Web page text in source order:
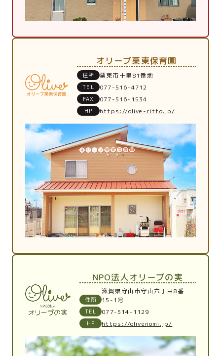
オリーブ栗東保育園
住所 栗東市十里81番地
TEL 077-516-4712
FAX 077-516-1534
HP https://olive-ritto.jp/
NPO法人オリーブの実
住所
滋賀県守山市守山六丁目8番
15-1号
TEL 077-514-1129
HP https://olivenomi.jp/